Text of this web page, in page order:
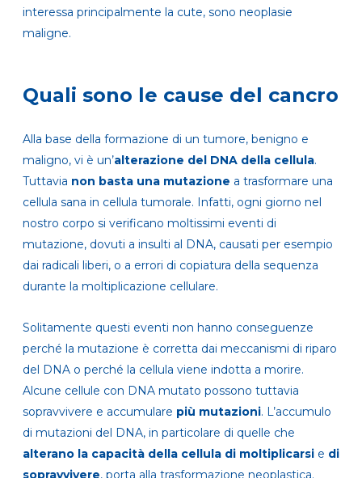
interessa principalmente la cute, sono neoplasie
maligne.
Quali sono le cause del cancro
Alla base della formazione di un tumore, benigno e
maligno, vi è un’alterazione del DNA della cellula.
Tuttavia non basta una mutazione a trasformare una
cellula sana in cellula tumorale. Infatti, ogni giorno nel
nostro corpo si verificano moltissimi eventi di
mutazione, dovuti a insulti al DNA, causati per esempio
dai radicali liberi, o a errori di copiatura della sequenza
durante la moltiplicazione cellulare.
Solitamente questi eventi non hanno conseguenze
perché la mutazione è corretta dai meccanismi di riparo
del DNA o perché la cellula viene indotta a morire.
Alcune cellule con DNA mutato possono tuttavia
sopravvivere e accumulare più mutazioni. L’accumulo
di mutazioni del DNA, in particolare di quelle che
alterano la capacità della cellula di moltiplicarsi e di